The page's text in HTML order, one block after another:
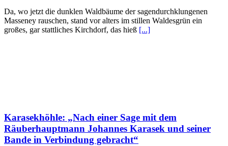
Da, wo jetzt die dunklen Waldbäume der sagendurchklungenen
Masseney rauschen, stand vor alters im stillen Waldesgrün ein
großes, gar stattliches Kirchdorf, das hieß [...]
Karasekhöhle: „Nach einer Sage mit dem
Räuberhauptmann Johannes Karasek und seiner
Bande in Verbindung gebracht“